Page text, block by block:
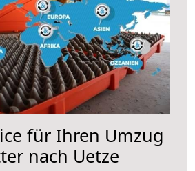
für Ihren Umzug
nach Uetze